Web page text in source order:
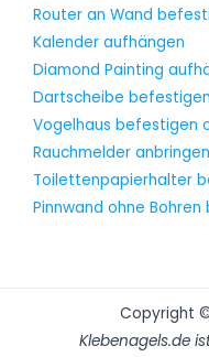
Router an Wand
Kalender aufhängen
Diamond Painting
Dartscheibe
Vogelhaus befestigen
Rauchmelder
Toilettenpapierhalter
Pinnwand ohne
Copyright
Klebenagels.de